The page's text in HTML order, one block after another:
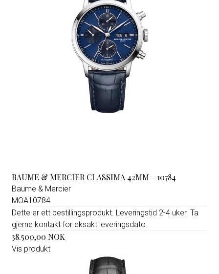
BAUME & MERCIER CLASSIMA 42MM - 10784
Baume & Mercier
MOA10784
Dette er ett bestillingsprodukt. Leveringstid 2-4 uker. Ta
gjerne kontakt for eksakt leveringsdato.
38.500,00 NOK
Vis produkt